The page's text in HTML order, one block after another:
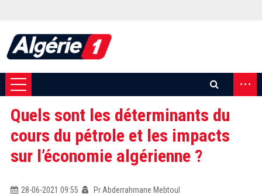
...
Quels sont les déterminants du
cours du pétrole et les impacts
sur l’économie algérienne ?
28-06-2021 09:55
Pr Abderrahmane Mebtoul